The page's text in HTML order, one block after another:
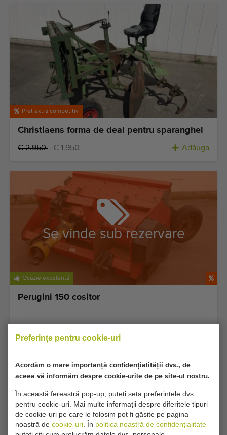
Preferințe pentru cookie-uri
Acordăm o mare importanță confidențialității dvs., de
aceea vă informăm despre cookie-urile de pe site-ul nostru.
În această fereastră pop-up, puteți seta preferințele dvs.
pentru cookie-uri. Mai multe informații despre diferitele tipuri
de cookie-uri pe care le folosim pot fi găsite pe pagina
noastră de cookie-uri . În politica noastră de confidențialitate
Pret extra competitiv
Christiaens forma de deal pentru sparanghel
€ 2.950 € 1.950 Adăuga
Ocazie excelentă
Se vinde sub rezervare
Perugini 150 cositor